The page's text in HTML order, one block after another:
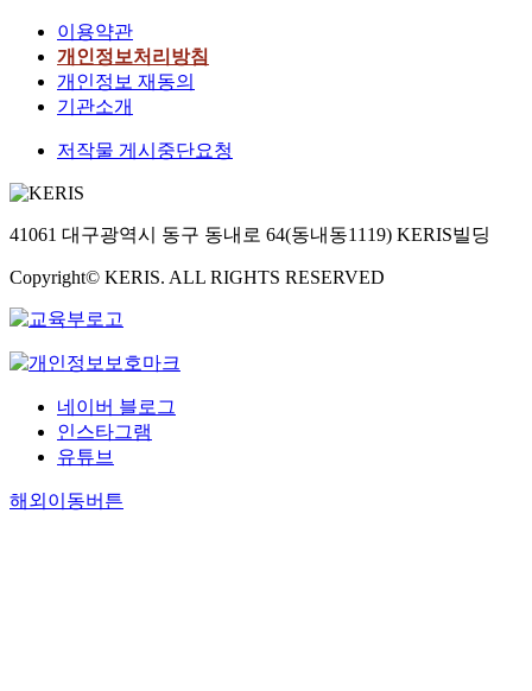
이용약관
개인정보처리방침
개인정보 재동의
기관소개
저작물 게시중단요청
41061 대구광역시 동구 동내로 64(동내동1119) KERIS빌딩
Copyright© KERIS. ALL RIGHTS RESERVED
네이버 블로그
인스타그램
유튜브
해외이동버튼